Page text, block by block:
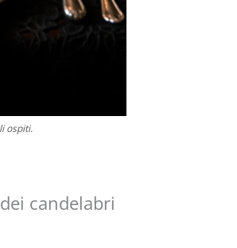
ospiti.
candelabri